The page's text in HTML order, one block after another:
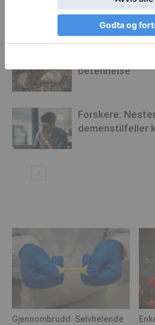
Østers kan bli
betennelse
Forskere:
demenstilfeller
Gjennombrudd: Selvhelende